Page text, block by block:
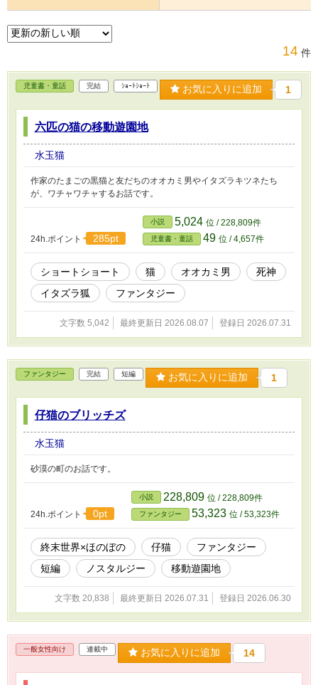
14 件
児童書・童話 完結 ｼｮｰﾄｼｮｰﾄ お気に入りに追加 1
六匹の猫の移動遊園地
水玉猫
作家のたまごの黒猫と友だちのオオカミ男やイタズラキツネたち
が、ワチャワチャするお話です。
24h.ポイント 285pt
小説 5,024 位 / 228,809件
児童書・童話 49 位 / 4,657件
ショートショート 猫 オオカミ男
死神
イタズラ狐
ファンタジー
文字数 5,042 最終更新日 2026.08.07 登録日 2026.07.31
ファンタジー 完結 短編 お気に入りに追加 1
仔猫のブリッチズ
水玉猫
砂漠の町のお話です。
24h.ポイント 0pt
小説 228,809 位 / 228,809件
ファンタジー 53,323 位 / 53,323件
終末世界×ほのぼの 仔猫
ファンタジー
短編
ノスタルジー 移動遊園地
文字数 20,838 最終更新日 2026.07.31 登録日 2026.06.30
一般女性向け 連載中 お気に入りに追加 14